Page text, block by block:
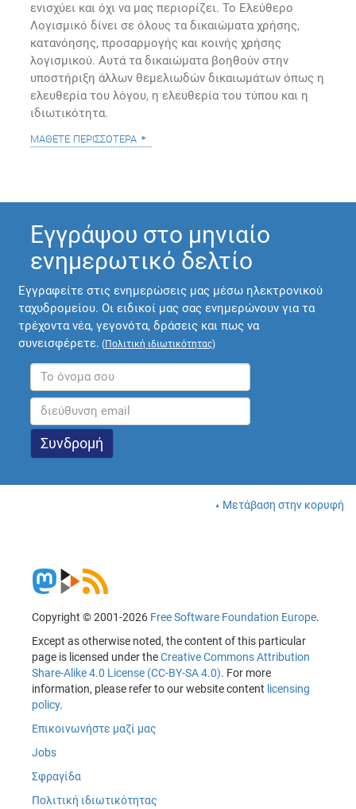
ενισχύει και όχι να μας περιορίζει. Το Ελεύθερο
Λογισμικό δίνει σε όλους τα δικαιώματα χρήσης,
κατανόησης, προσαρμογής και κοινής χρήσης
λογισμικού. Αυτά τα δικαιώματα βοηθούν στην
υποστήριξη άλλων θεμελιωδών δικαιωμάτων όπως η
ελευθερία του λόγου, η ελευθερία του τύπου και η
ιδιωτικότητα.
μάθετε περισσότερα
Εγγράψου στο μηνιαίο
ενημερωτικό δελτίο
Εγγραφείτε στις ενημερώσεις μας μέσω ηλεκτρονικού
ταχυδρομείου. Οι ειδικοί μας σας ενημερώνουν για τα
τρέχοντα νέα, γεγονότα, δράσεις και πως να
συνεισφέρετε. (Πολιτική ιδιωτικότητας)
Μετάβαση στην κορυφή
Copyright © 2001-2026 Free Software Foundation Europe.
Except as otherwise noted, the content of this particular
page is licensed under theCreative Commons Attribution
Share-Alike 4.0 License (CC-BY-SA 4.0). For more
information, please refer to our website content licensing
policy.
Επικοινωνήστε μαζί μας
Jobs
Σφραγίδα
Πολιτική ιδιωτικότητας